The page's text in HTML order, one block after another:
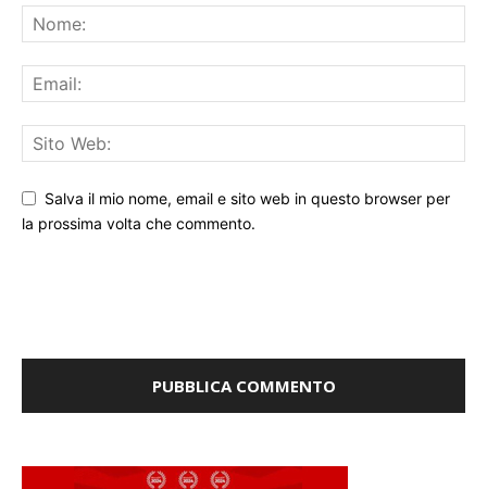
Salva il mio nome, email e sito web in questo browser per
la prossima volta che commento.